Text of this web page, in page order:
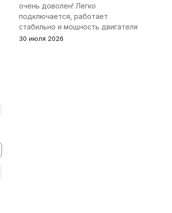
очень доволен! Легко
подключается, работает
стабильно и мощность двигателя
заметно увеличилась. Рекомендую
30 июля 2026